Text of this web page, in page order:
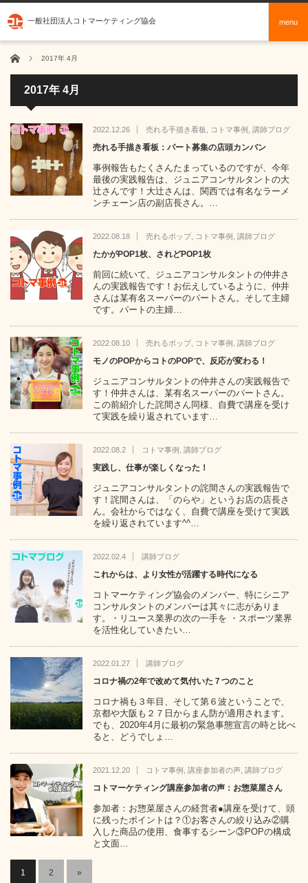
一般社団法人コトマーケティング協会 menu
ホーム 2017年 4月
2017年 4月
2022.12.26 売れる手描き看板 コトマ事例 講師ブログ
売れる手描き看板：パート募集の店頭カンバン
事例報告もたくさんたまっているのですが、今年
最後の実践報告は、ジュニアコンサルタントの大
辻さんです！大辻さんは、関西では有名なラーメ
ンチェーン店の副店長さん。…
2022.08.18 売れるポップ, コトマ事例 講師ブログ
たかがPOP1枚、されどPOP1枚
前回に続いて、ジュニアコンサルタントの仲井さ
んの実践報告です！お伝えしているように、仲井
さんは某有名スーパーのパートさん。そして主婦
です。パートの主婦…
2022.08.10 売れるポップ, コトマ事例 講師ブログ
モノのPOPからコトのPOPで、反応が変わる！
ジュニアコンサルタントの仲井さんの実践報告で
す！仲井さんは、某有名スーパーのパートさん。
この前紹介した詫間さん同様、自費で講座を受け
て実践を繰り返されています…
2022.08.2 コトマ事例 講師ブログ
実践し、仕事が楽しくなった！
ジュニアコンサルタントの詫間さんの実践報告で
す！詫間さんは、「のらや」というお店の店長さ
ん。会社からではなく、自費で講座を受けて実践
を繰り返されています^^…
2022.02.4 講師ブログ
これからは、より女性が活躍する時代になる
コトマーケティング協会のメンバー、特にシニア
コンサルタントのメンバーは其々に志がありま
す。・リユース業界の次の一手を ・スポーツ業界
を活性化していきたい…
2022.01.27 講師ブログ
コロナ禍の2年で改めて気付いた７つのこと
コロナ禍も３年目、そして第６波ということで、
京都や大阪も２７日からまん防が適用されます。
でも、2020年4月に最初の緊急事態宣言の時と比べ
ると、どうでしょ…
2021.12.20 コトマ事例 講座参加者の声, 講師ブログ
コトマーケティング講座参加者の声：お惣菜屋さん
参加者：お惣菜屋さんの経営者●講座を受けて、頭
に残ったポイントは？①お客さんの絞り込み②購
入した商品の使用、食事するシーン③POPの構成
と文面…
1 2 »